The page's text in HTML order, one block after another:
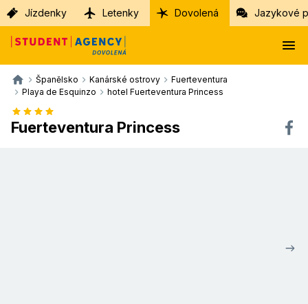
Jízdenky Letenky Dovolená Jazykové
Španělsko Kanárské ostrovy
Fuerteventura
Playa de Esquinzo
hotel Fuerteventura Princess
Fuerteventura Princess